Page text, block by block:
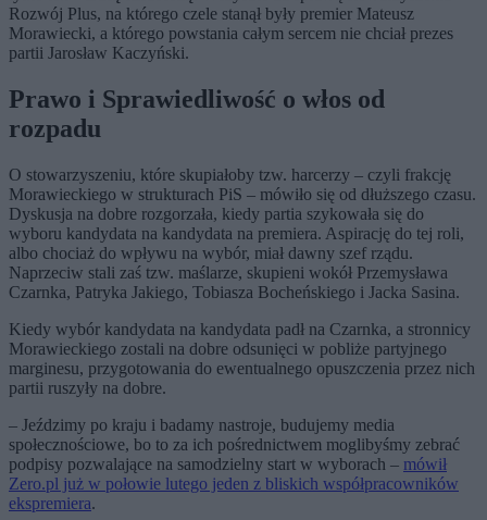
Rozwój Plus, na którego czele stanął były premier Mateusz
Morawiecki, a którego powstania całym sercem nie chciał prezes
partii Jarosław Kaczyński.
Prawo i Sprawiedliwość o włos od
rozpadu
O stowarzyszeniu, które skupiałoby tzw. harcerzy – czyli frakcję
Morawieckiego w strukturach PiS – mówiło się od dłuższego czasu.
Dyskusja na dobre rozgorzała, kiedy partia szykowała się do
wyboru kandydata na kandydata na premiera. Aspirację do tej roli,
albo chociaż do wpływu na wybór, miał dawny szef rządu.
Naprzeciw stali zaś tzw. maślarze, skupieni wokół Przemysława
Czarnka, Patryka Jakiego, Tobiasza Bocheńskiego i Jacka Sasina.
Kiedy wybór kandydata na kandydata padł na Czarnka, a stronnicy
Morawieckiego zostali na dobre odsunięci w pobliże partyjnego
marginesu, przygotowania do ewentualnego opuszczenia przez nich
partii ruszyły na dobre.
– Jeździmy po kraju i badamy nastroje, budujemy media
społecznościowe, bo to za ich pośrednictwem moglibyśmy zebrać
podpisy pozwalające na samodzielny start w wyborach – mówił
Zero.pl już w połowie lutego jeden z bliskich współpracowników
ekspremiera.